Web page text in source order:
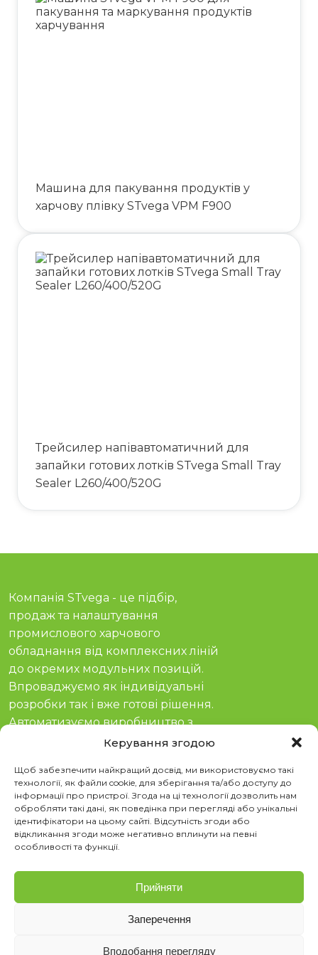
Керування згодою
Щоб забезпечити найкращий досвід, ми використовуємо такі
технології, як файли cookie, для зберігання та/або доступу до
інформації про пристрої. Згода на ці технології дозволить нам
обробляти такі дані, як поведінка при перегляді або унікальні
ідентифікатори на цьому сайті. Відсутність згоди або
відкликання згоди може негативно вплинути на певні
особливості та функції.
Прийняти
Заперечення
Вподобання перегляду
Машина для пакування продуктів у
харчову плівку STvega VPM F900
Трейсилер напівавтоматичний для
запайки готових лотків STvega Small Tray
Sealer L260/400/520G
Компанія STvega - це підбір,
продаж та налаштування
промислового харчового
обладнання від комплексних ліній
до окремих модульних позицій.
Впроваджуємо як індивідуальні
розробки так і вже готові рішення.
Автоматизуємо виробництво з
гарантією та сервісом з 2011 року.
Соціальні мережі
YouTube
TikTok
Instagram
Telegram
Контакти
м. Київ, просп. Степана Бандери 21
073 808 00 23